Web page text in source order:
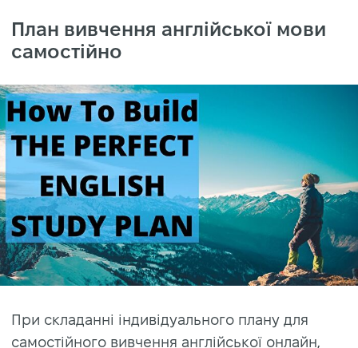
План вивчення англійської мови
самостійно
При складанні індивідуального плану для
самостійного вивчення англійської онлайн,